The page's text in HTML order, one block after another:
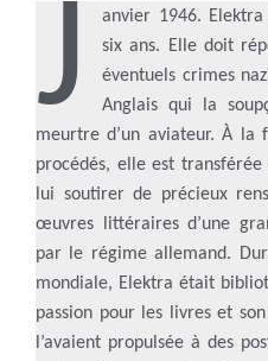
J
anvier 1946.
six ans. Elle doit
éventuels crimes
Anglais qui la
meurtre d’un aviateur. À la
procédés, elle est
lui soutirer de précieux
œuvres littéraires d’une
par le régime allemand.
mondiale, Elektra était
passion pour les livres et
l’avaient propulsée à des